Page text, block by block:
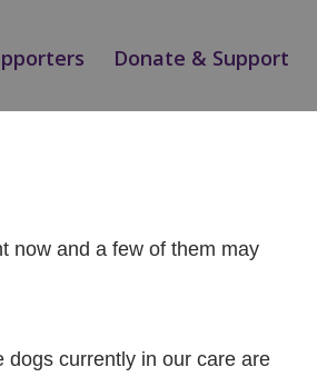
Donate & Support
Diego
now and a few of them may
dogs currently in our care are